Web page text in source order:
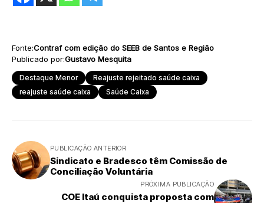
Fonte:Contraf com edição do SEEB de Santos e Região
Publicado por:Gustavo Mesquita
Destaque Menor
Reajuste rejeitado saúde caixa
reajuste saúde caixa
Saúde Caixa
PUBLICAÇÃO ANTERIOR
Sindicato e Bradesco têm Comissão de
Conciliação Voluntária
PRÓXIMA PUBLICAÇÃO
COE Itaú conquista proposta com